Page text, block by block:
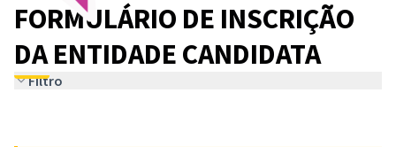
FORMULÁRIO DE INSCRIÇÃO
DA ENTIDADE CANDIDATA
Filtro